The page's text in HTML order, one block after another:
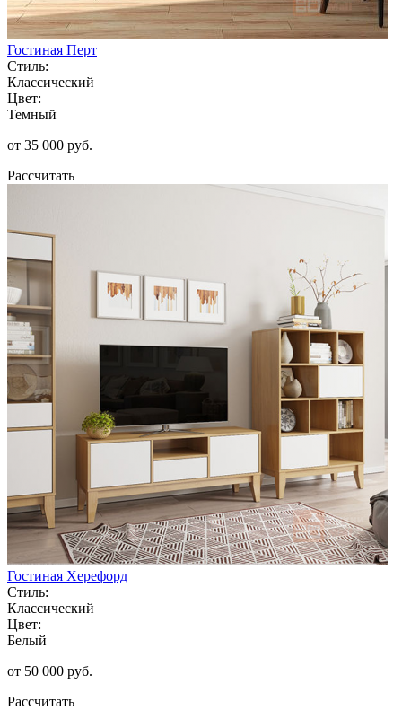
Гостиная Перт
Стиль:
Классический
Цвет:
Темный
от 35 000 руб.
Рассчитать
Гостиная Херефорд
Стиль:
Классический
Цвет:
Белый
от 50 000 руб.
Рассчитать